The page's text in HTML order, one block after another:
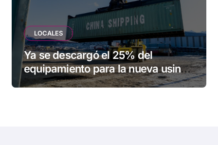
LOCALES
Ya se descargó el 25% del
equipamiento para la nueva usina
de Ushuaia